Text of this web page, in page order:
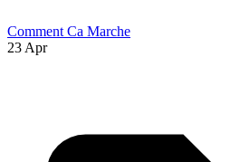
Comment Ca Marche
23 Apr